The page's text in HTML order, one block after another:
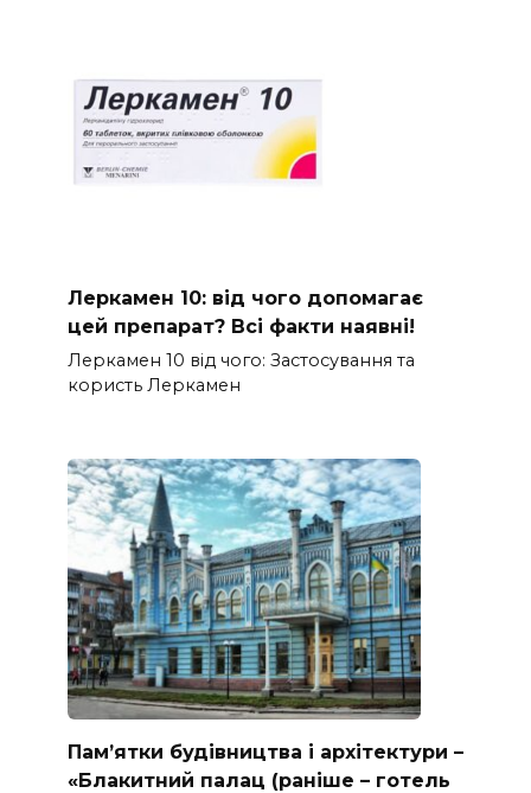
Леркамен 10: від чого допомагає
цей препарат? Всі факти наявні!
Леркамен 10 від чого: Застосування та
користь Леркамен
Пам’ятки будівництва і архітектури –
«Блакитний палац (раніше – готель